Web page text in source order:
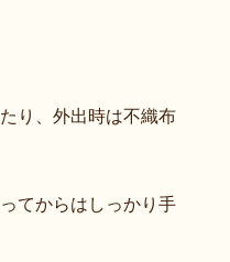
り、外出時は不織布
てからはしっかり手